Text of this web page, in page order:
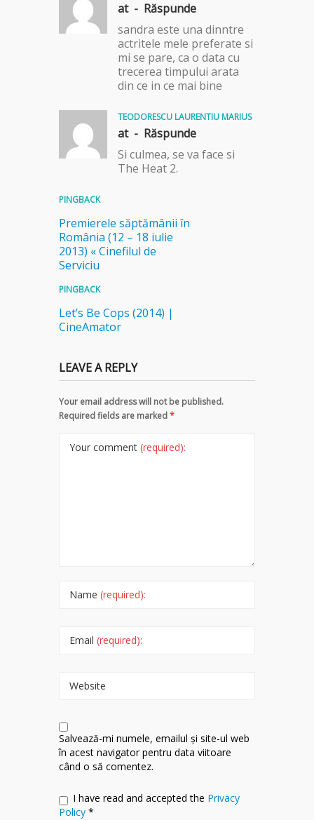
at - Răspunde
sandra este una dinntre
actritele mele preferate si
mi se pare, ca o data cu
trecerea timpului arata
din ce in ce mai bine
TEODORESCU LAURENTIU MARIUS
at - Răspunde
Si culmea, se va face si
The Heat 2.
PINGBACK
Premierele săptămânii în
România (12 – 18 iulie
2013) « Cinefilul de
Serviciu
PINGBACK
Let’s Be Cops (2014) |
CineAmator
LEAVE A REPLY
Your email address will not be published.
Required fields are marked*
Your comment (required):
Name (required):
Email (required):
Website
Salvează-mi numele, emailul și site-ul web
în acest navigator pentru data viitoare
când o să comentez.
I have read and accepted the Privacy
Policy *